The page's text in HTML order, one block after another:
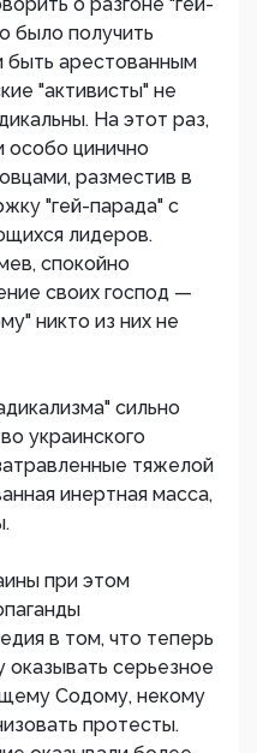
было получить
быть арестованным
"активисты" не
На этот раз,
особо цинично
разместив в
"гей-парада" с
лидеров.
спокойно
своих господ —
никто из них не
сильно
украинского
тяжелой
инертная масса,
при этом
в том, что теперь
оказывать серьезное
Содому, некому
протесты.